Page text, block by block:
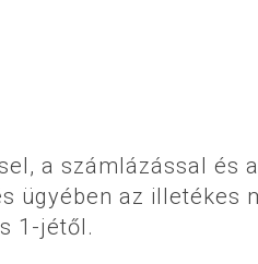
a számlázással és
ügyében az illetékes
1-jétől.